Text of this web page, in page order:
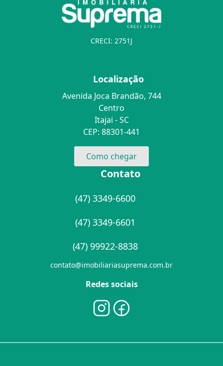
CRECI: 2751J
Localização
Avenida Joca Brandão, 744
Centro
Itajai - SC
CEP: 88301-441
Como chegar
Contato
(47) 3349-6600
(47) 3349-6601
(47) 99922-8838
contato@imobiliariasuprema.com.br
Redes sociais